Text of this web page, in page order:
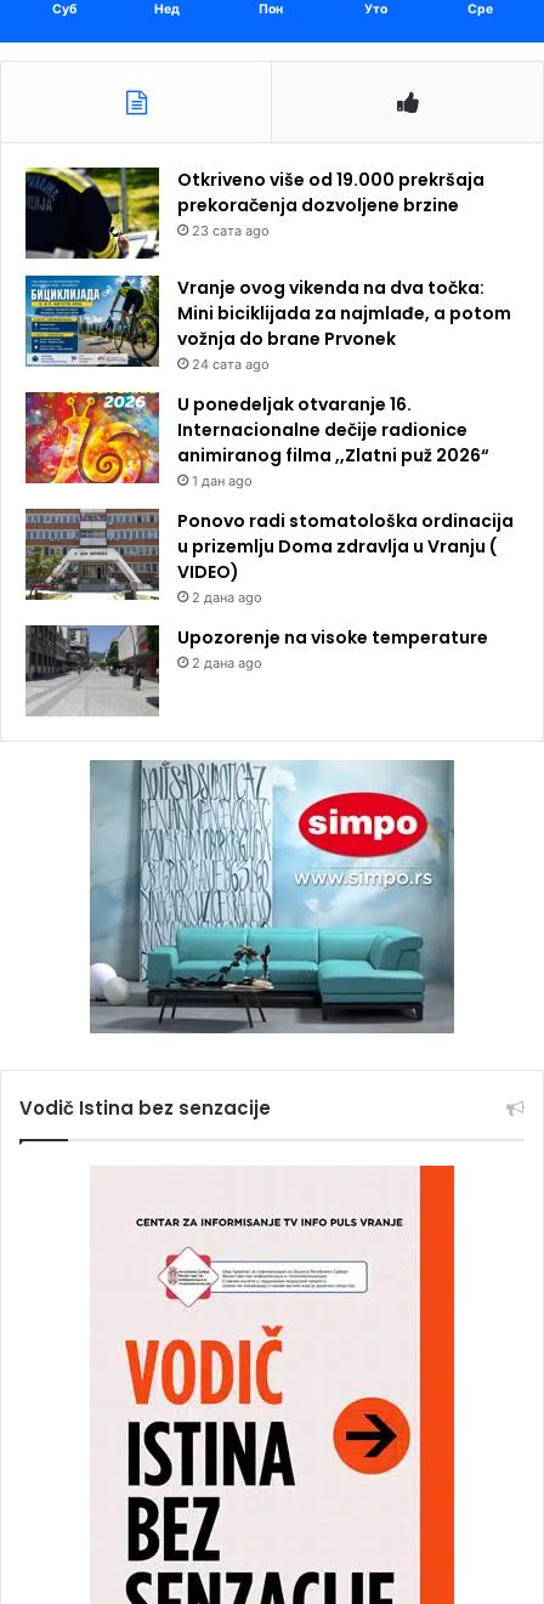
Суб Нед Пон Уто Сре
Otkriveno više od 19.000 prekršaja
prekoračenja dozvoljene brzine
23 сата ago
Vranje ovog vikenda na dva točka:
Mini biciklijada za najmlađe, a potom
vožnja do brane Prvonek
24 сата ago
U ponedeljak otvaranje 16.
Internacionalne dečije radionice
animiranog filma ,,Zlatni puž 2026“
1 дан ago
Ponovo radi stomatološka ordinacija
u prizemlju Doma zdravlja u Vranju (
VIDEO)
2 дана ago
Upozorenje na visoke temperature
2 дана ago
Vodič Istina bez senzacije